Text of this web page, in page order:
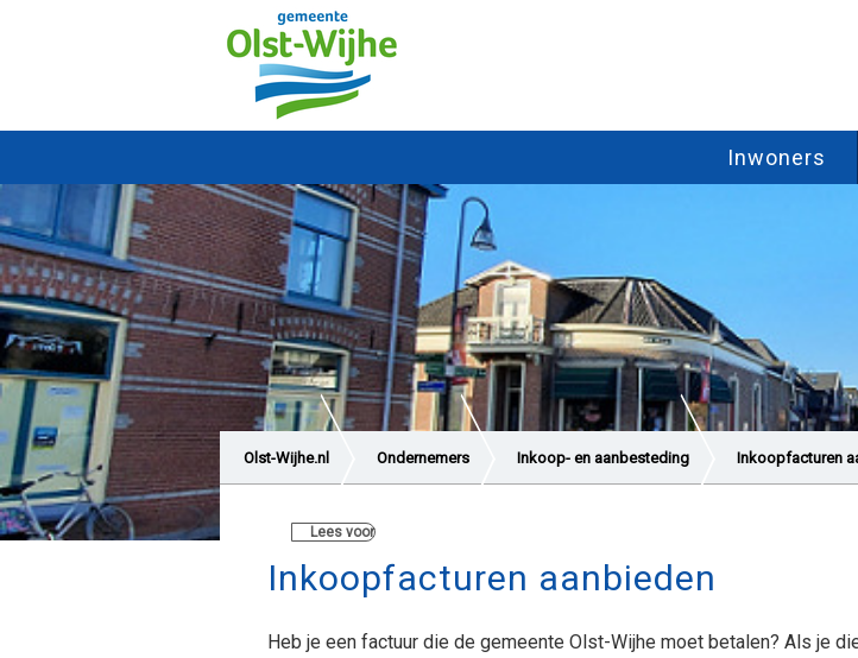
Inwoners
Olst-Wijhe.nl Ondernemers Inkoop- en aanbesteding Inkoopfacturen
Lees voor
Inkoopfacturen aanbieden
Heb je een factuur die de gemeente Olst-Wijhe moet betalen? Als je